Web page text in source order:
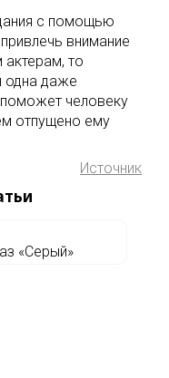
с помощью
внимание
то
одна даже
человеку
отпущено ему
Источник
«Серый»